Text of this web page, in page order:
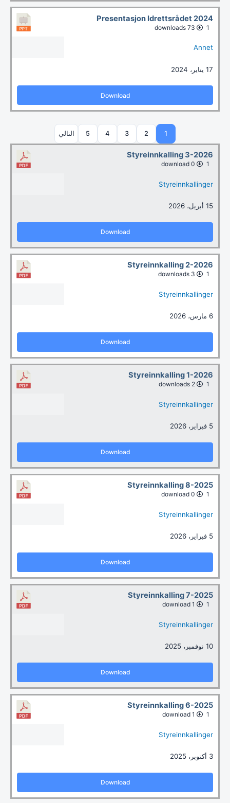
Presentasjon Idrettsrådet 2024
1
Annet
17 يناير، 2024
Download
1
2
3
4
5 التالي
Styreinnkalling 3-2026
1
Styreinnkallinger
15 أبريل، 2026
Download
Styreinnkalling 2-2026
1
Styreinnkallinger
6 مارس، 2026
Download
Styreinnkalling 1-2026
1
2 downloads
Styreinnkallinger
5 فبراير، 2026
Download
Styreinnkalling 8-2025
1
Styreinnkallinger
5 فبراير، 2026
Download
Styreinnkalling 7-2025
1
Styreinnkallinger
10 نوفمبر، 2025
Download
Styreinnkalling 6-2025
1
Styreinnkallinger
3 أكتوبر، 2025
Download